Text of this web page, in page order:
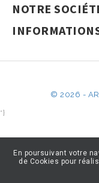
NOTRE
© 2026 -
*}
En poursuivant votre
de Cookies pour